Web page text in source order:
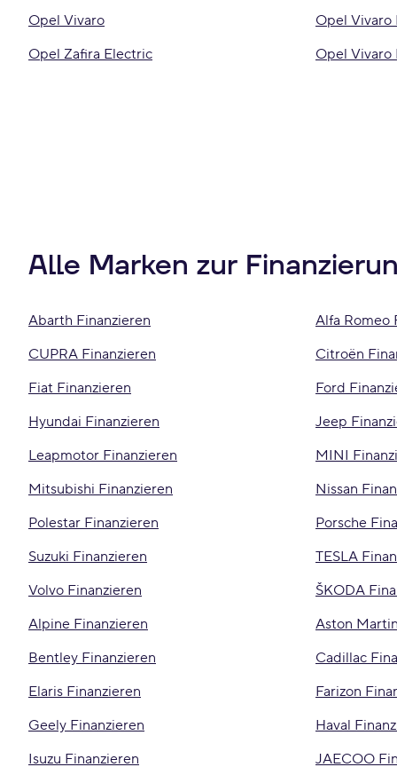
Opel Vivaro
Opel Vivaro
Opel Zafira Electric
Opel Vivaro
Alle Marken zur
Abarth Finanzieren Alfa Romeo
CUPRA Finanzieren
Citroën
Fiat Finanzieren
Ford
Hyundai Finanzieren
Jeep
Leapmotor Finanzieren
MINI
Mitsubishi Finanzieren
Nissan
Polestar Finanzieren
Porsche
Suzuki Finanzieren
TESLA
Volvo Finanzieren
ŠKODA
Alpine Finanzieren
Aston
Bentley Finanzieren
Cadillac
Elaris Finanzieren
Farizon
Geely Finanzieren
Haval
Isuzu Finanzieren
JAECOO